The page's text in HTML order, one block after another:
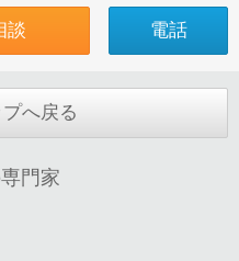
談 電話
へ戻る
門家